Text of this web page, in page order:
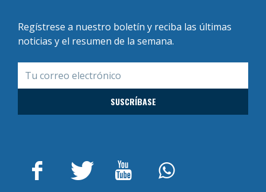
Regístrese a nuestro boletín y reciba las últimas
noticias y el resumen de la semana.